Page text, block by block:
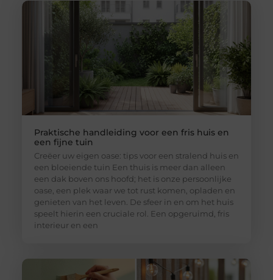
Praktische handleiding voor een fris huis en
een fijne tuin
Creëer uw eigen oase: tips voor een stralend huis en
een bloeiende tuin Een thuis is meer dan alleen
een dak boven ons hoofd; het is onze persoonlijke
oase, een plek waar we tot rust komen, opladen en
genieten van het leven. De sfeer in en om het huis
speelt hierin een cruciale rol. Een opgeruimd, fris
interieur en een